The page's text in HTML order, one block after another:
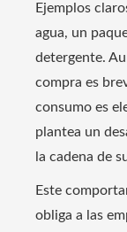
Ejemplos
agua, un
detergente.
compra es
consumo es
plantea un
la cadena de
Este
obliga a las